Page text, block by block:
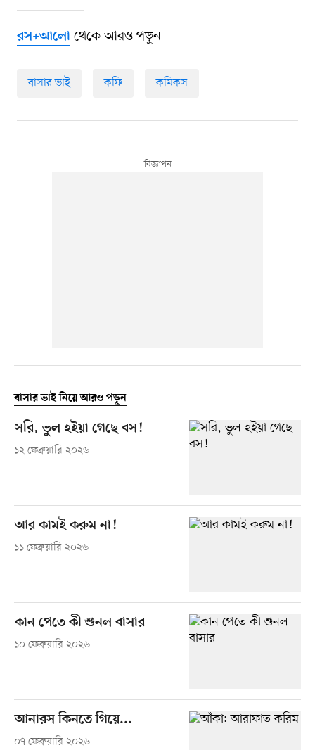
রস+আলোথেকে আরও পড়ুন
বাসার ভাই কফি কমিকস
বাসার ভাই নিয়ে আরও পড়ুন
সরি, ভুল হইয়া গেছে বস!
১২ ফেব্রুয়ারি ২০২৬
আর কামই করুম না!
১১ ফেব্রুয়ারি ২০২৬
কান পেতে কী শুনল বাসার
১০ ফেব্রুয়ারি ২০২৬
আনারস কিনতে গিয়ে...
০৭ ফেব্রুয়ারি ২০২৬